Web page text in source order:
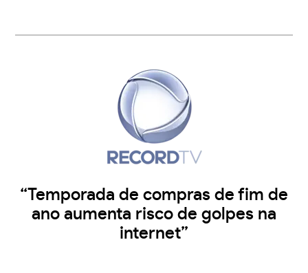
“Temporada de compras de fim de
ano aumenta risco de golpes na
internet”